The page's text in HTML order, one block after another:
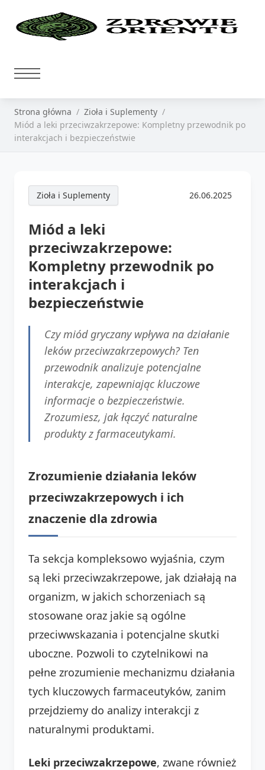
Strona główna
Zioła i Suplementy
Miód a leki przeciwzakrzepowe: Kompletny przewodnik po
interakcjach i bezpieczeństwie
Zioła i Suplementy 26.06.2025
Miód a leki
przeciwzakrzepowe:
Kompletny przewodnik po
interakcjach i
bezpieczeństwie
Czy miód gryczany wpływa na działanie
leków przeciwzakrzepowych? Ten
przewodnik analizuje potencjalne
interakcje, zapewniając kluczowe
informacje o bezpieczeństwie.
Zrozumiesz, jak łączyć naturalne
produkty z farmaceutykami.
Zrozumienie działania leków
przeciwzakrzepowych i ich
znaczenie dla zdrowia
Ta sekcja kompleksowo wyjaśnia, czym
są leki przeciwzakrzepowe, jak działają na
organizm, w jakich schorzeniach są
stosowane oraz jakie są ogólne
przeciwwskazania i potencjalne skutki
uboczne. Pozwoli to czytelnikowi na
pełne zrozumienie mechanizmu działania
tych kluczowych farmaceutyków, zanim
przejdziemy do analizy interakcji z
naturalnymi produktami.
Leki przeciwzakrzepowe, zwane również